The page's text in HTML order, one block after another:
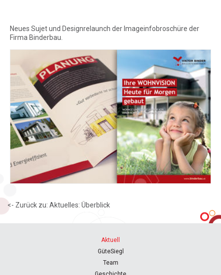
Neues Sujet und Designrelaunch der Imageinfobroschüre der
Firma Binderbau.
<- Zurück zu: Aktuelles: Überblick
Aktuell
GüteSiegl
Team